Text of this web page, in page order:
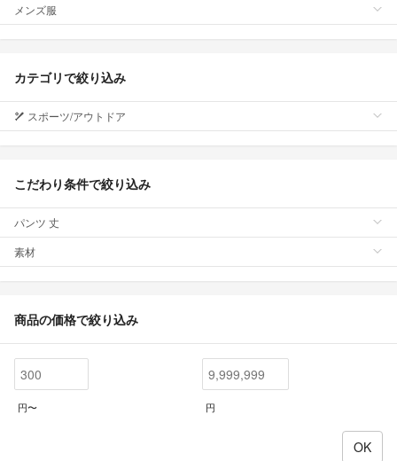
メンズ服
カテゴリで絞り込み
スポーツ/アウトドア
こだわり条件で絞り込み
パンツ 丈
素材
商品の価格で絞り込み
円〜 円